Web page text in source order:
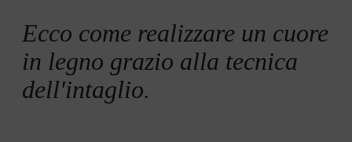
Ecco come realizzare un cuore
in legno grazio alla tecnica
dell'intaglio.